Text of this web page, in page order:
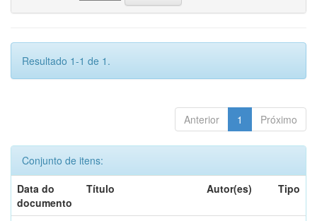
Resultado 1-1 de 1.
Anterior 1 Próximo
Conjunto de itens:
Data do
documento
Título Autor(es) Tipo